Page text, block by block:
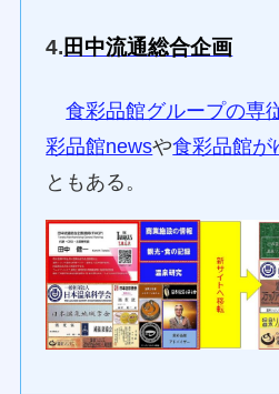
4.田中流通総合企画
食彩品館グループの専
彩品館newsや食彩品館が
ともある。